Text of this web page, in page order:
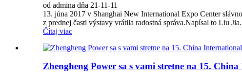
od admina dňa 21-11-11
13. júna 2017 v Shanghai New International Expo Center
z prednej časti výstavy vrátila radostná správa.Napísal to Liu
Čítaj viac
Zhengheng Power sa s vami stretne na 15.